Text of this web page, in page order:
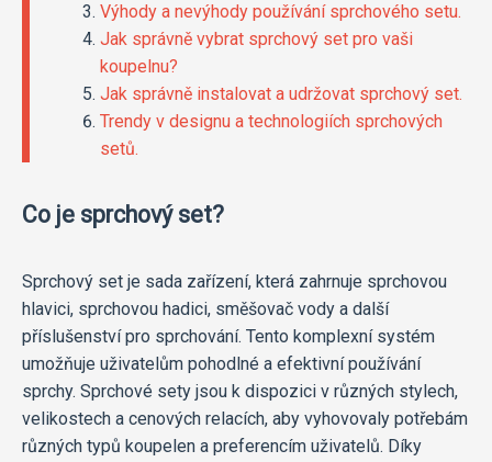
Výhody a nevýhody používání sprchového setu.
Jak správně vybrat sprchový set pro vaši
koupelnu?
Jak správně instalovat a udržovat sprchový set.
Trendy v designu a technologiích sprchových
setů.
Co je sprchový set?
Sprchový set je sada zařízení, která zahrnuje sprchovou
hlavici, sprchovou hadici, směšovač vody a další
příslušenství pro sprchování. Tento komplexní systém
umožňuje uživatelům pohodlné a efektivní používání
sprchy. Sprchové sety jsou k dispozici v různých stylech,
velikostech a cenových relacích, aby vyhovovaly potřebám
různých typů koupelen a preferencím uživatelů. Díky